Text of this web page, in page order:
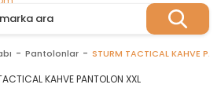
Pantolonlar STURM TACTICAL KAHVE